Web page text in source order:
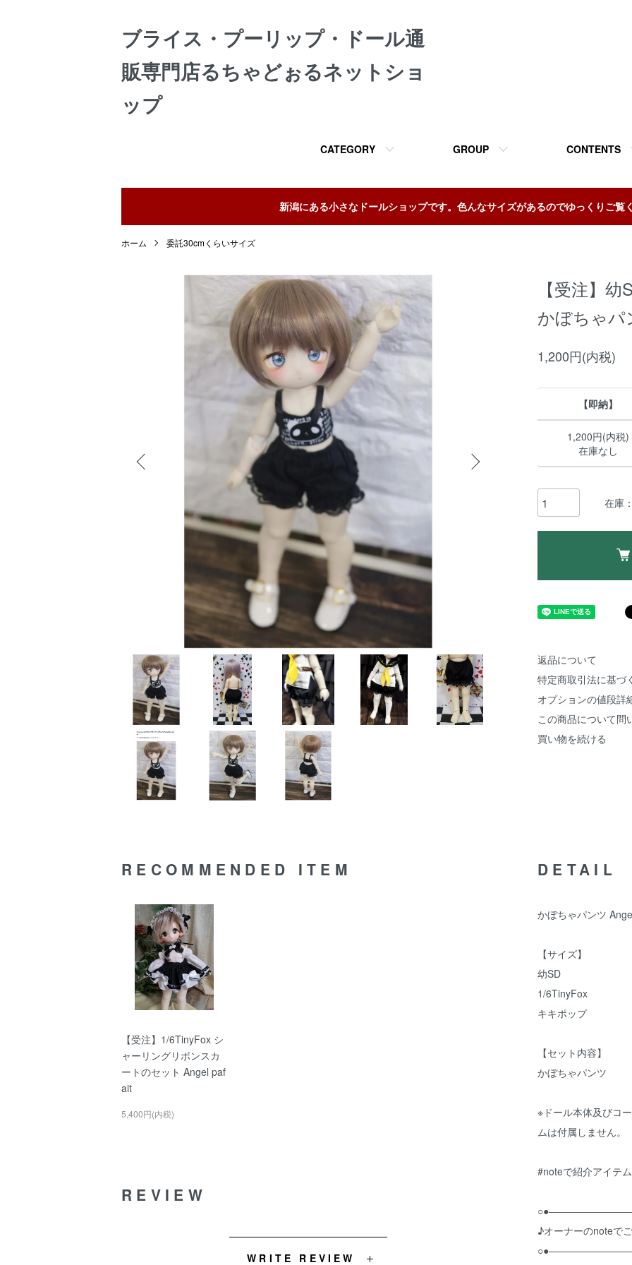
ブライス・プーリップ・ドール通
販専門店るちゃどぉるネットショ
ップ
CATEGORY GROUP CONTENTS
新潟にある小さなドールショップです。色んなサイズがあるのでゆっくりご覧
ホーム 委託30cmくらいサイズ
【受注】
かぼちゃパ
1,200円(内税)
【即納】
1,200円(内税)
在庫なし
在庫
返品について
特定商取引法に基づ
オプションの値段詳
この商品について問
買い物を続ける
DETAIL
かぼちゃパンツ
【サイズ】
幼SD
1/6TinyFox
キキポップ
【セット内容】
かぼちゃパンツ
※ドール本体及びコ
ムは付属しません。
#noteで紹介アイテム
♪オーナーのnoteで
RECOMMENDED ITEM
【受注】1/6TinyFox シ
ャーリングリボンスカ
ートのセット Angel paf
ait
5,400円(内税)
REVIEW
WRITE REVIEW